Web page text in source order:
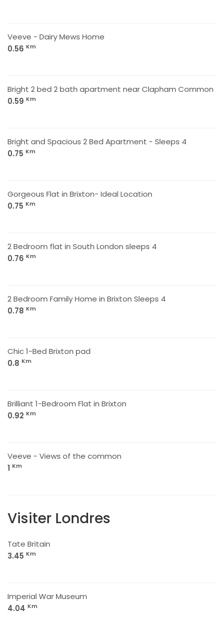
Veeve - Dairy Mews Home
0.56 Km
Bright 2 bed 2 bath apartment near Clapham Common
0.59 Km
Bright and Spacious 2 Bed Apartment - Sleeps 4
0.75 Km
Gorgeous Flat in Brixton- Ideal Location
0.75 Km
2 Bedroom flat in South London sleeps 4
0.76 Km
2 Bedroom Family Home in Brixton Sleeps 4
0.78 Km
Chic 1-Bed Brixton pad
0.8 Km
Brilliant 1-Bedroom Flat in Brixton
0.92 Km
Veeve - Views of the common
1 Km
Visiter Londres
Tate Britain
3.45 Km
Imperial War Museum
4.04 Km